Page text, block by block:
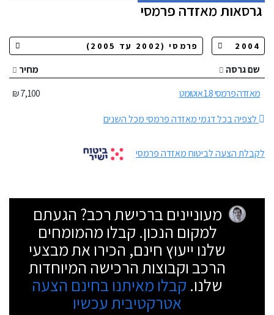
גרסאותמאזדה פרמסי
שם גרסה
מחיר
מאזדה פרמסי 1.8 אוטומט
7,100 ₪
לצפיה בכל דגמי מאזדה פרמסי מכל השנים
לקבלת הצעה לביטוח מאזדה פרמסי
מעוניינים ברכישת רכב? הגעתם
למקום הנכון. קבלו מהמומחים
שלנו ייעוץ חינם, הכירו את מבצעי
הרכב וקבוצות הרכישה המיוחדות
שלנו. קבלו מאיתנו בחינם הצעה
אטרקטיבית עכשיו